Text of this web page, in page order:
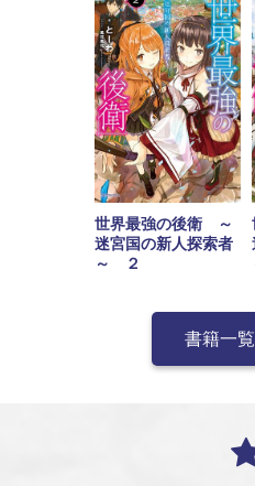
世界最強の後衛 ～
迷宮国の新人探索者
～ ２
書籍一